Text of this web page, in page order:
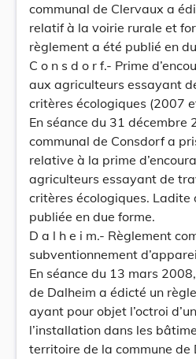
communal de Clervaux a
relatif à la voirie rurale et
règlement a été publié en
C o n s d o r f.- Prime
aux agriculteurs essayant
critères écologiques (2007
En séance du 31 décembre
communal de Consdorf a
relative à la prime
agriculteurs essayant de
critères écologiques.
publiée en due forme.
D a l h e i m.- Règlement
subventionnement
En séance du 13 mars
de Dalheim a édicté un
ayant pour objet l’octroi
l’installation dans les
territoire de la commune de